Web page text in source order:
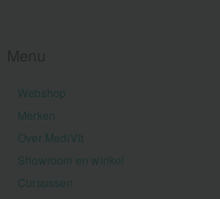
Webshop
Merken
Over MediVit
Showroom en winkel
Cursussen